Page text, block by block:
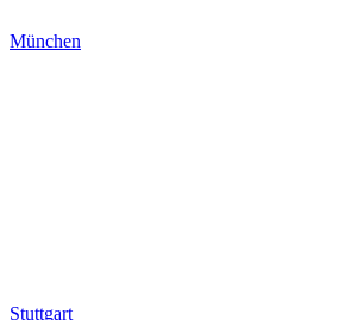
München
Stuttgart